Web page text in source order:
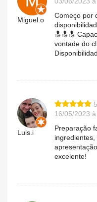
Miguel.o
Começo por
🔝🔝🔝
vontade do
Luis.i
16/05/2023
Preparação
excelente!